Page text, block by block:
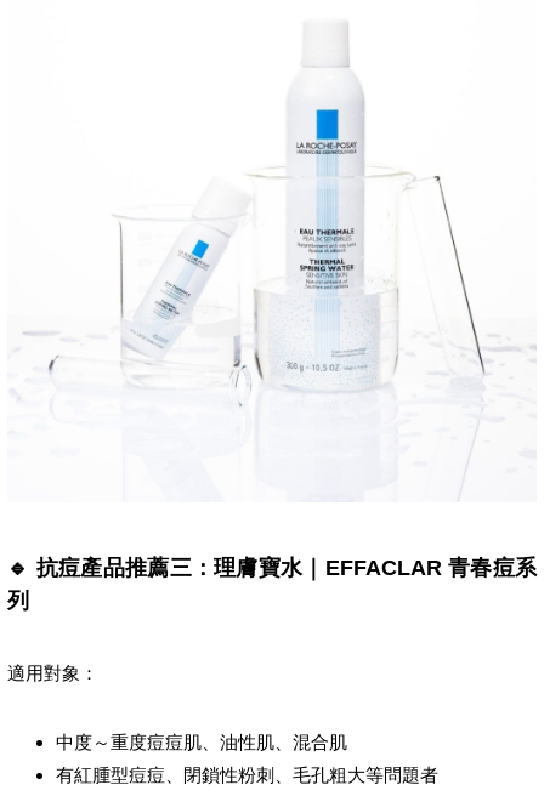
🔹 抗痘產品推薦三：理膚寶水｜EFFACLAR 青春痘系
列
適用對象：
中度～重度痘痘肌、油性肌、混合肌
有紅腫型痘痘、閉鎖性粉刺、毛孔粗大等問題者